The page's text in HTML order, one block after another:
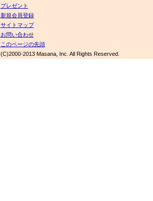
プレゼント
新規会員登録
サイトマップ
お問い合わせ
このページの先頭
(C)2000-2013 Masana, Inc. All Rights Reserved.